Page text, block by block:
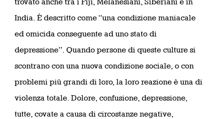
India. È descritto come “una condizione maniacale
ed omicida conseguente ad uno stato di
depressione”. Quando persone di queste culture si
scontrano con una nuova condizione sociale, o con
problemi più grandi di loro, la loro reazione è una di
violenza totale. Dolore, confusione, depressione,
tutte, covate a causa di circostanze negative,